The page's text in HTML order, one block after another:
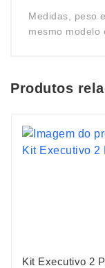
Medidas, peso
mesmo modelo
Produtos
Kit Executivo 2